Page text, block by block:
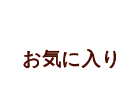
お気に入